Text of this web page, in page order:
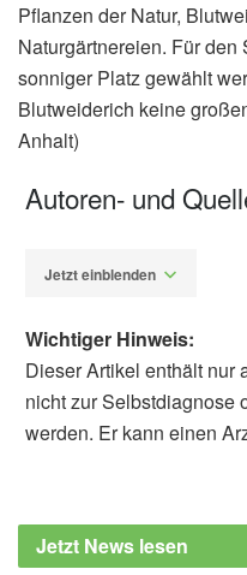
Pflanzen der Natur,
Naturgärtnereien. Für den
sonniger Platz gewählt
Blutweiderich keine
Anhalt)
Autoren- und
Jetzt einblenden
Heilkräuter-
(Abruf:
Wichtiger Hinweis:
Dieser Artikel enthält nur
nicht zur Selbstdiagnose
werden. Er kann einen
Jetzt News lesen